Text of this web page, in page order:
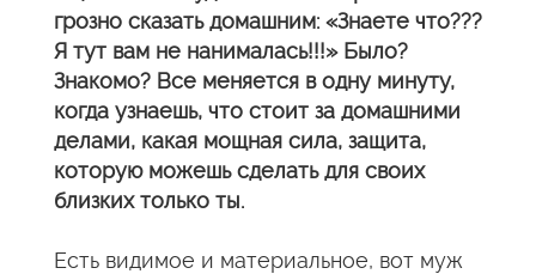
грозно сказать домашним: «Знаете что???
Я тут вам не нанималась!!!» Было?
Знакомо? Все меняется в одну минуту,
когда узнаешь, что стоит за домашними
делами, какая мощная сила, защита,
которую можешь сделать для своих
близких только ты.
Есть видимое и материальное, вот муж